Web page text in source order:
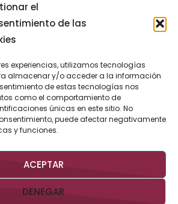
el
de las
experiencias, utilizamos tecnologías
almacenar y/o acceder a la información
de estas tecnologías nos
como el comportamiento de
únicas en este sitio. No
puede afectar negativamente
y funciones.
ACEPTAR
DENEGAR
26 27
«
Jul